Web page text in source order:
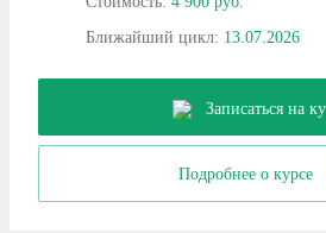
Ближайший цикл: 13.07.2026
Записаться на
Подробнее о курсе